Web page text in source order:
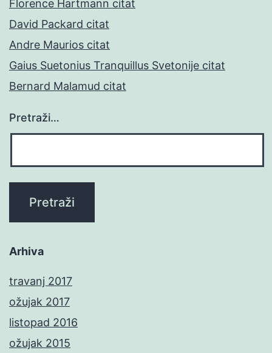
Florence Hartmann citat
David Packard citat
Andre Maurios citat
Gaius Suetonius Tranquillus Svetonije citat
Bernard Malamud citat
Pretraži…
Arhiva
travanj 2017
ožujak 2017
listopad 2016
ožujak 2015